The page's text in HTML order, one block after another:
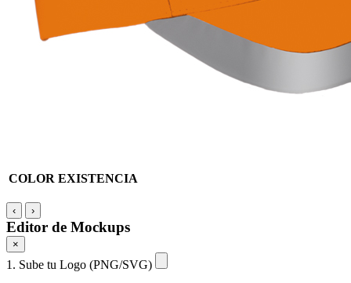
COLOR EXISTENCIA
‹ ›
Editor de Mockups
×
1. Sube tu Logo (PNG/SVG)